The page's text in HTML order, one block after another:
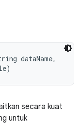
dataName,
secara kuat
untuk